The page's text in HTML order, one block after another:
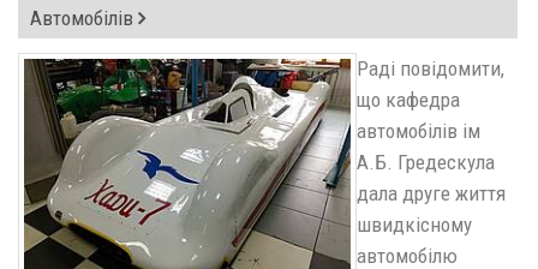
Автомобілів
Раді повідомити,
що кафедра
автомобілів ім
А.Б. Гредескула
дала друге життя
швидкісному
автомобілю